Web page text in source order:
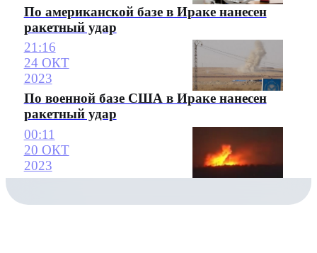
По американской базе в Ираке нанесен
ракетный удар
21:16
24 ОКТ
2023
По военной базе США в Ираке нанесен
ракетный удар
00:11
20 ОКТ
2023